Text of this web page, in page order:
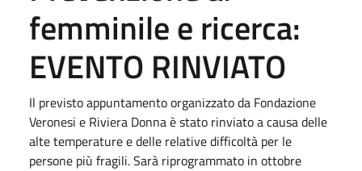
femminile e ricerca:
EVENTO RINVIATO
Il previsto appuntamento organizzato da Fondazione
Veronesi e Riviera Donna è stato rinviato a causa delle
alte temperature e delle relative difficoltà per le
persone più fragili. Sarà riprogrammato in ottobre